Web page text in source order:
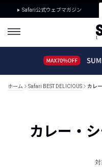
Safari公式ウェブマガジン
ホーム Safari BEST DELICIOUS カレ
カレー・
対